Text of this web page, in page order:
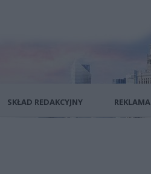
SKŁAD REDAKCYJNY REKLAMA